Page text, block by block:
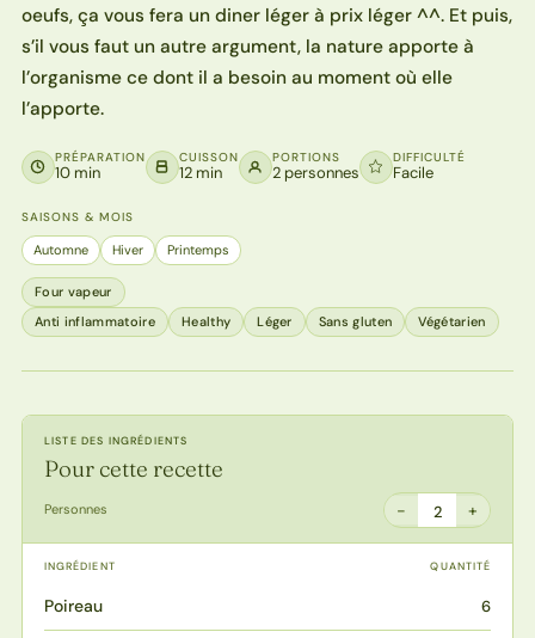
oeufs, ça vous fera un diner léger à prix léger ^^. Et puis,
s’il vous faut un autre argument, la nature apporte à
l’organisme ce dont il a besoin au moment où elle
l’apporte.
PRÉPARATION
10 min
CUISSON
12 min
PORTIONS
2 personnes
DIFFICULTÉ
Facile
SAISONS & MOIS
Automne Hiver Printemps
Four vapeur
Anti inflammatoire
Healthy Léger Sans gluten Végétarien
LISTE DES INGRÉDIENTS
Pour cette recette
Personnes − 2 +
INGRÉDIENT QUANTITÉ
Poireau 6